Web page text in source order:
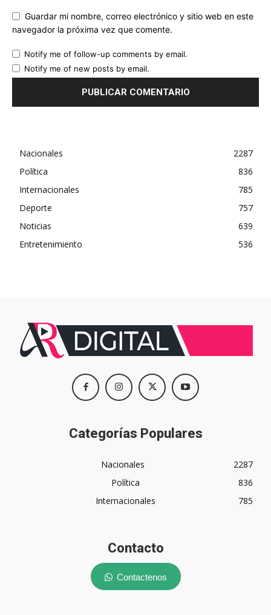
Guardar mi nombre, correo electrónico y sitio web en este
navegador la próxima vez que comente.
Notify me of follow-up comments by email.
Notify me of new posts by email.
Nacionales
2287
Política
836
Internacionales
785
Deporte
757
Noticias
639
Entretenimiento
536
Categorías Populares
Nacionales
2287
Política
836
Internacionales
785
Contacto
Contactenos